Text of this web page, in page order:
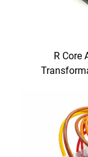
R Core